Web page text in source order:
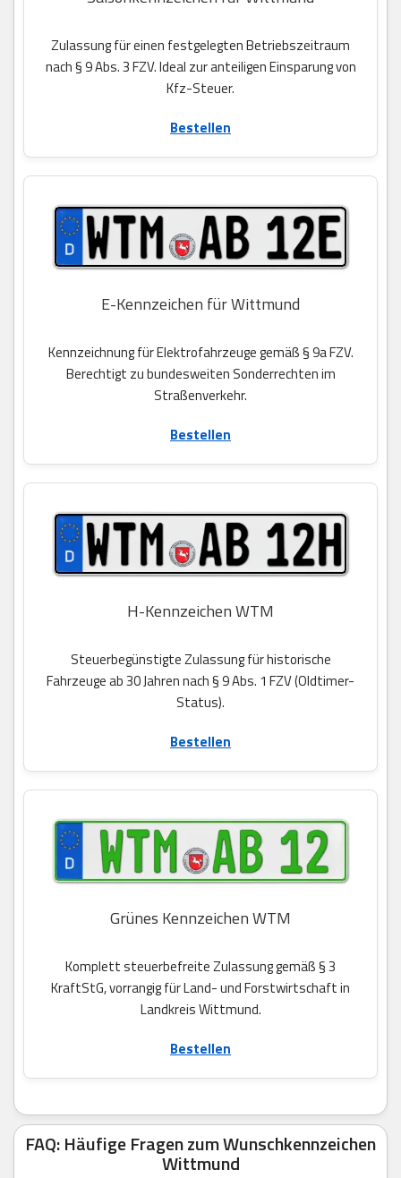
Zulassung für einen festgelegten Betriebszeitraum
nach § 9 Abs. 3 FZV. Ideal zur anteiligen Einsparung von
Kfz-Steuer.
Bestellen
E-Kennzeichen für Wittmund
Kennzeichnung für Elektrofahrzeuge gemäß § 9a FZV.
Berechtigt zu bundesweiten Sonderrechten im
Straßenverkehr.
Bestellen
H-Kennzeichen WTM
Steuerbegünstigte Zulassung für historische
Fahrzeuge ab 30 Jahren nach § 9 Abs. 1 FZV (Oldtimer-
Status).
Bestellen
Grünes Kennzeichen WTM
Komplett steuerbefreite Zulassung gemäß § 3
KraftStG, vorrangig für Land- und Forstwirtschaft in
Landkreis Wittmund.
Bestellen
FAQ: Häufige Fragen zum Wunschkennzeichen
Wittmund